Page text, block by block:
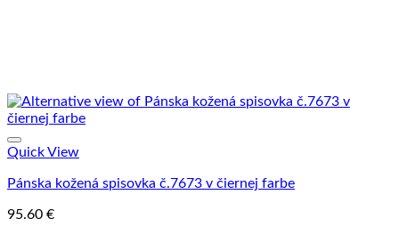
Quick View
Pánska kožená spisovka č.7673 v čiernej farbe
95.60 €